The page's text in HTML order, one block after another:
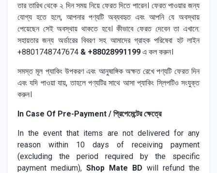
তার তারিখ থেকে ২ দিন সময় নিয়ে ফেরত দিতে পারেন। ফেরত পাওয়ার জন্য
যোগ্য হতে হলে, আপনার পণ্যটি অব্যবহৃত এবং আপনি যে অবস্থায়
পেয়েছেন সেই অবস্থায় থাকতে হবে। কীভাবে ফেরত দেবেন তা এখানে:
সহায়তার জন্য অর্ডারের বিবরণ সহ আমাদের গ্রাহক পরিষেবা হট লাইন
+8801748747674 & +88028991199 এ কল করুন।
সমস্ত মূল প্যাকিং উপকরণ এবং আনুষাঙ্গিক অক্ষত রেখে পণ্যটি ফেরত দিন
এবং যদি পাওয়া যায়, তাহলে পণ্যটির সাথে আসা প্যাকিং স্লিপটিও সংযুক্ত
করুন।
In Case Of Pre-Payment / প্রিপেমেন্টের ক্ষেত্রে
In the event that items are not delivered for any
reason within 10 days of receiving payment
(excluding the period required by the specific
payment medium), Shop Mate BD will refund the